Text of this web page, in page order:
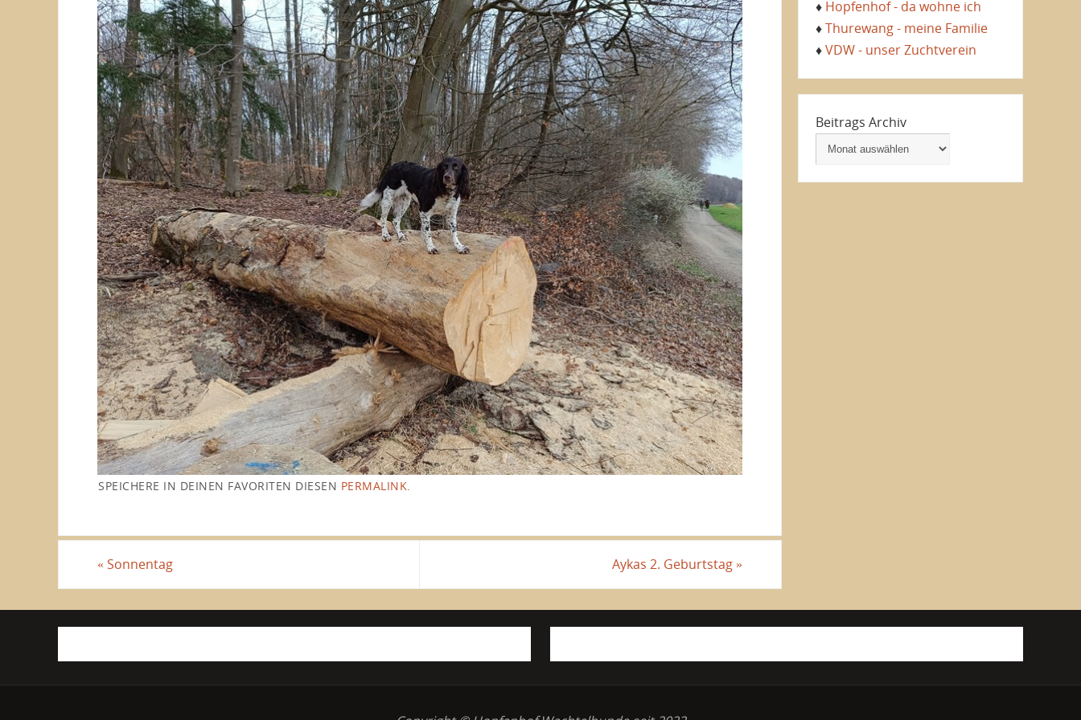
SPEICHERE IN DEINEN FAVORITEN DIESEN PERMALINK
« Sonnentag Aykas 2. Geburtstag »
♦ Hopfenhof - da wohne ich
♦Thurewang - meine Familie
♦VDW - unser Zuchtverein
Beitrags Archiv